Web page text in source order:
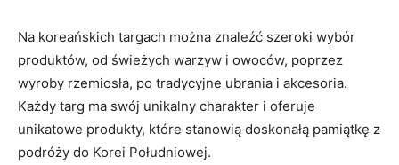
Na‍ koreańskich targach‌ można znaleźć szeroki‌ wybór
produktów,‍ od świeżych warzyw i owoców, poprzez ​
wyroby rzemiosła,⁣ po tradycyjne ubrania i akcesoria.
Każdy‌ targ ma swój unikalny charakter i‌ oferuje
unikatowe produkty,⁤ które stanowią doskonałą pamiątkę z
podróży‍ do Korei Południowej.